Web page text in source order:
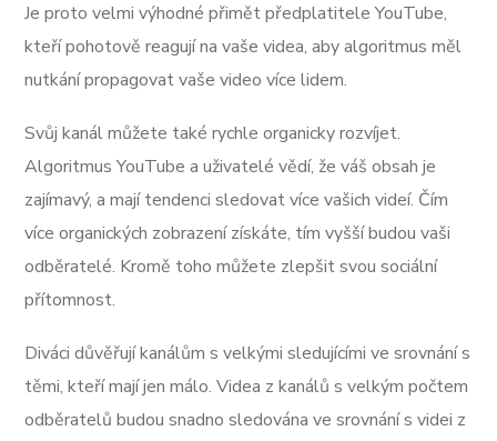
Je proto velmi výhodné přimět předplatitele YouTube,
kteří pohotově reagují na vaše videa, aby algoritmus měl
nutkání propagovat vaše video více lidem.
Svůj kanál můžete také rychle organicky rozvíjet.
Algoritmus YouTube a uživatelé vědí, že váš obsah je
zajímavý, a mají tendenci sledovat více vašich videí. Čím
více organických zobrazení získáte, tím vyšší budou vaši
odběratelé. Kromě toho můžete zlepšit svou sociální
přítomnost.
Diváci důvěřují kanálům s velkými sledujícími ve srovnání s
těmi, kteří mají jen málo. Videa z kanálů s velkým počtem
odběratelů budou snadno sledována ve srovnání s videi z